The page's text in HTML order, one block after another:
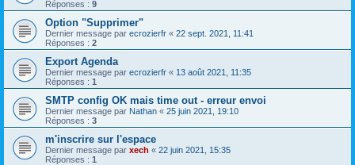
Réponses : 9
Option "Supprimer"
Dernier message par ecrozierfr « 22 sept. 2021, 11:41
Réponses : 2
Export Agenda
Dernier message par ecrozierfr « 13 août 2021, 11:35
Réponses : 1
SMTP config OK mais time out - erreur envoi
Dernier message par Nathan « 25 juin 2021, 19:10
Réponses : 3
m'inscrire sur l'espace
Dernier message par xech « 22 juin 2021, 15:35
Réponses : 1